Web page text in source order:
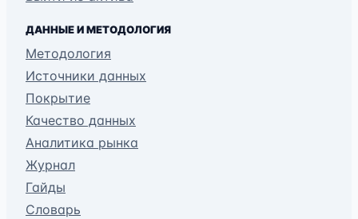
ДАННЫЕ И МЕТОДОЛОГИЯ
Методология
Источники данных
Покрытие
Качество данных
Аналитика рынка
Журнал
Гайды
Словарь